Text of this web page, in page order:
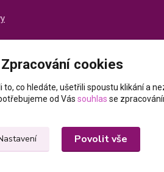
Zpracování cookies
co hledáte, ušetřili spoustu klikání a
od Vás souhlas se
Povolit vše